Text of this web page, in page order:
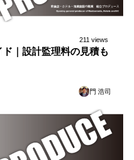
211 views
｜設計監理料の見積も
門 浩司